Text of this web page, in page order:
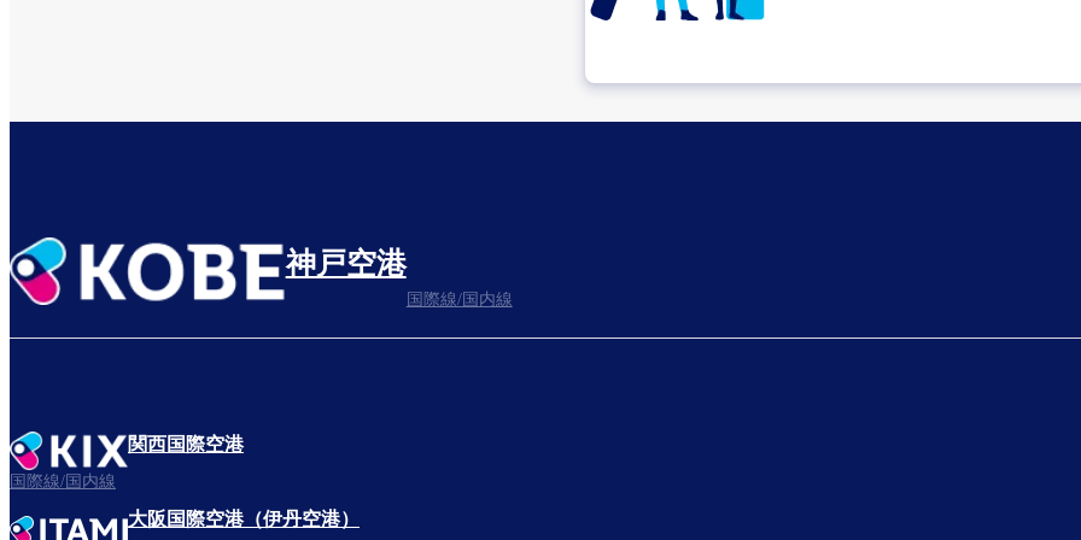
神戸空港
国際線/国内線
関西国際空港
国際線/国内線
大阪国際空港（伊丹空港）